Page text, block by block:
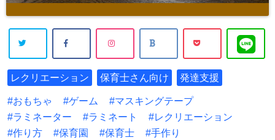
レクリエーション 保育士さん向け 発達支援
おもちゃ ゲーム
マスキングテープ
ラミネーター
ラミネート
レクリエーション
作り方
保育園 保育士 手作り